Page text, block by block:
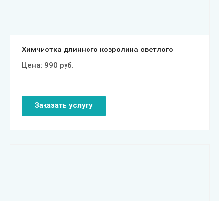
Химчистка длинного ковролина светлого
Цена: 990 руб.
Заказать услугу